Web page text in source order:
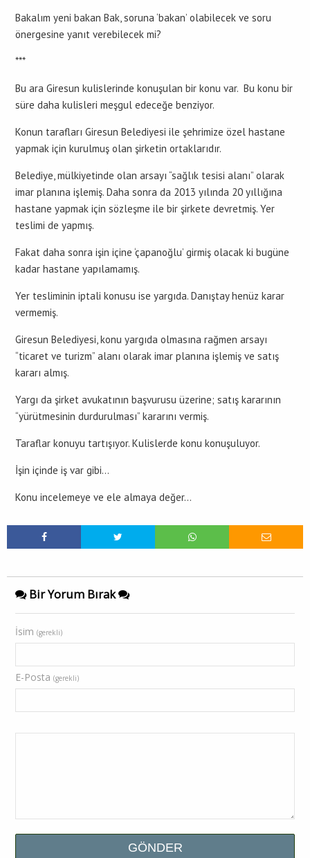
Bakalım yeni bakan Bak, soruna ‘bakan’ olabilecek ve soru
önergesine yanıt verebilecek mi?
***
Bu ara Giresun kulislerinde konuşulan bir konu var. Bu konu bir
süre daha kulisleri meşgul edeceğe benziyor.
Konun tarafları Giresun Belediyesi ile şehrimize özel hastane
yapmak için kurulmuş olan şirketin ortaklarıdır.
Belediye, mülkiyetinde olan arsayı “sağlık tesisi alanı” olarak
imar planına işlemiş. Daha sonra da 2013 yılında 20 yıllığına
hastane yapmak için sözleşme ile bir şirkete devretmiş. Yer
teslimi de yapmış.
Fakat daha sonra işin içine ‘çapanoğlu’ girmiş olacak ki bugüne
kadar hastane yapılamamış.
Yer tesliminin iptali konusu ise yargıda. Danıştay henüz karar
vermemiş.
Giresun Belediyesi, konu yargıda olmasına rağmen arsayı
“ticaret ve turizm” alanı olarak imar planına işlemiş ve satış
kararı almış.
Yargı da şirket avukatının başvurusu üzerine; satış kararının
“yürütmesinin durdurulması” kararını vermiş.
Taraflar konuyu tartışıyor. Kulislerde konu konuşuluyor.
İşin içinde iş var gibi…
Konu incelemeye ve ele almaya değer…
Bir Yorum Bırak
İsim (gerekli)
E-Posta (gerekli)